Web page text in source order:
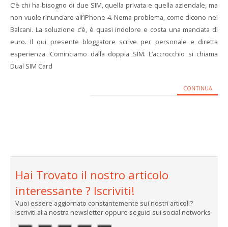
C’è chi ha bisogno di due SIM, quella privata e quella aziendale, ma
non vuole rinunciare all’iPhone 4. Nema problema, come dicono nei
Balcani. La soluzione c’è, è quasi indolore e costa una manciata di
euro. Il qui presente bloggatore scrive per personale e diretta
esperienza. Cominciamo dalla doppia SIM. L’accrocchio si chiama
Dual SIM Card
CONTINUA
Hai Trovato il nostro articolo
interessante ? Iscriviti!
Vuoi essere aggiornato constantemente sui nostri articoli?
iscriviti alla nostra newsletter oppure seguici sui social networks